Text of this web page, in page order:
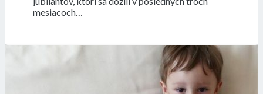
mesiacoch…